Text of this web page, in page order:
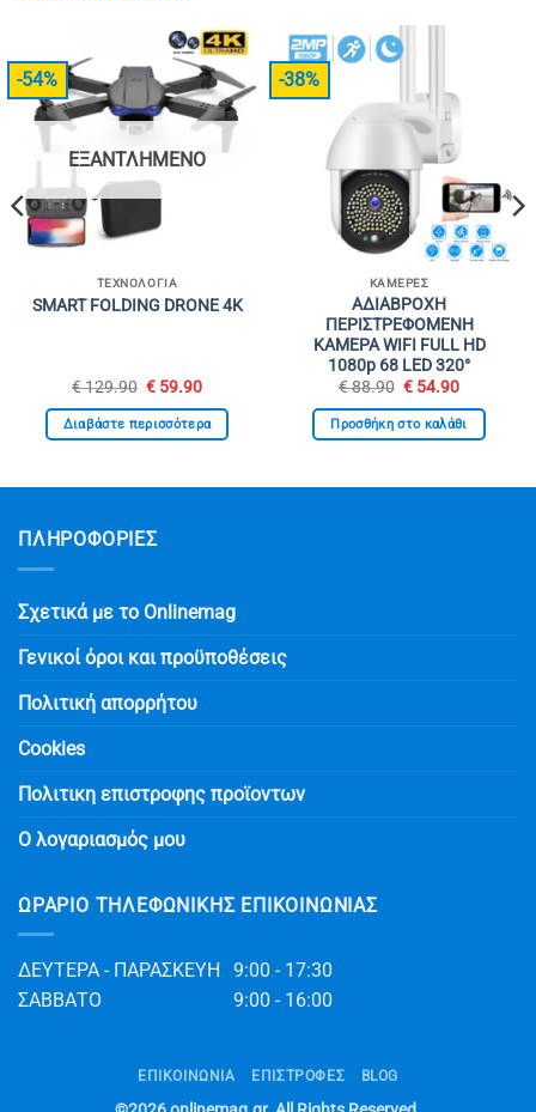
-54%
ΕΞΑΝΤΛΗΜΈΝΟ
ΤΕΧΝΟΛΟΓΊΑ
SMART FOLDING DRONE 4K
€129.90 Original
was:
€ 129.90.
€ 59.90Η
τιμή
είναι:
Διαβάστε περισσότερα
-38%
ΚΆΜΕΡΕΣ
ΑΔΙΑΒΡΟΧΗ
ΠΕΡΙΣΤΡΕΦΟΜΕΝΗ
ΚΑΜΕΡΑ WIFI FULL HD
1080p 68 LED 320°
€88.90 Original
was:
€ 88.90.
€ 54.90Η
τιμή
είναι:
Προσθήκη στο καλάθι
ΠΛΗΡΟΦΟΡΙΕΣ
Σχετικά με το Onlinemag
Γενικοί όροι και προϋποθέσεις
Πολιτική απορρήτου
Cookies
Πολιτικη επιστροφης προϊοντων
Ο λογαριασμός μου
ΩΡΆΡΙΟ ΤΗΛΕΦΩΝΙΚΉΣ ΕΠΙΚΟΙΝΩΝΊΑΣ
ΔΕΥΤΕΡΑ - ΠΑΡΑΣΚΕΥΗ
9:00 - 17:30
ΣΑΒΒΑΤΟ
9:00 - 16:00
ΕΠΙΚΟΙΝΩΝΊΑ ΕΠΙΣΤΡΟΦΕΣ BLOG